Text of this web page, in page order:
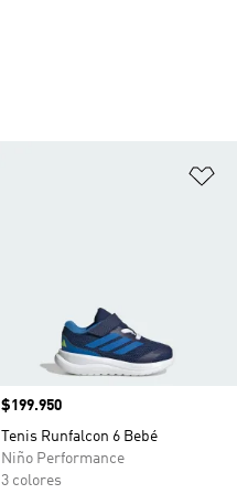
Precio
$199.950
Tenis Runfalcon 6 Bebé
Niño Performance
3 colores